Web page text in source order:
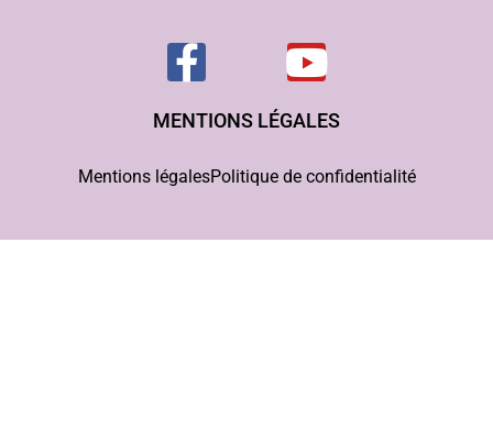
MENTIONS LÉGALES
Mentions légalesPolitique de confidentialité